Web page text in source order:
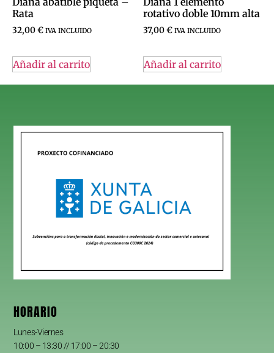
Rata
32,00€ IVA INCLUIDO
Añadir al carrito
rotativo doble 10mm alta
37,00€ IVA INCLUIDO
Añadir al carrito
HORARIO
Lunes-Viernes
10:00 – 13:30 // 17:00 – 20:30